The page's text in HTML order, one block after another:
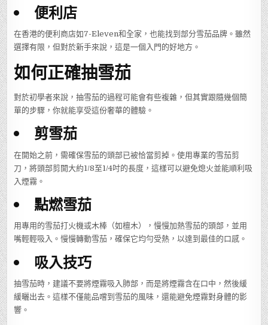
便利店
在香港的便利商店如7-Eleven和全家，也能找到部分雪茄品牌。雖然
選擇有限，但對於新手來說，這是一個入門的好地方。
如何正確抽雪茄
對於初學者來說，抽雪茄的過程可能會有些複雜，但其實跟隨幾個簡
單的步驟，你就能享受這份奢華的體驗。
剪雪茄
在開始之前，需確保雪茄的頭部已被恰當剪掉。使用專業的雪茄剪
刀，將頭部剪開大約1/8至1/4吋的長度，這樣可以避免熄火並能順利吸
入煙霧。
點燃雪茄
用專用的雪茄打火機或木棒（如檀木），慢慢加熱雪茄的頭部，並用
嘴輕輕吸入。慢慢轉動雪茄，確保它均勻受熱，以達到最佳的口感。
吸入技巧
抽雪茄時，建議不要將煙霧吸入肺部，而是將煙霧含在口中，然後緩
緩曬出去。這樣不僅能品嚐到雪茄的風味，還能避免煙霧對身體的影
響。